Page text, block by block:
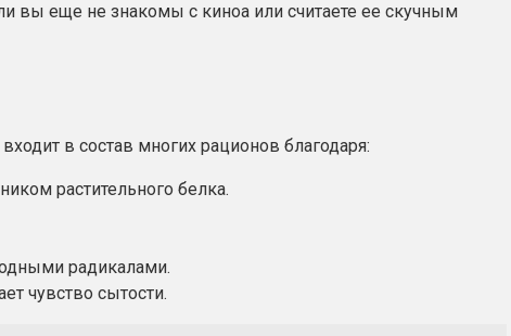
вы еще не знакомы с киноа или считаете ее скучным
в состав многих рационов благодаря:
растительного белка.
радикалами.
чувство сытости.